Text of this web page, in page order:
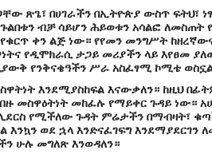
ጽጌ፣ በሀገራችን በኢትዮጵያ ውስጥ ፍትህ፣
ብቻ ሳይሆን ሕይወቱን አሳልፎ ለመስጠት
ቀን ልጅ ነው። የየመን መንግሥት
የዲሞክራሲ ታጋይ መሪያችን ላይ እየፀመ
የንቅናቄዓችን ሥራ አስፈፃሚ ኮሚቴ
እንደሚያስከፍል እናውቃለን። ከዚህ
መስዋዕትነት መከፈሉ የማይቀር ጉዳይ ነው።
የሚችለው ጉዳት ምሬታችን በማብዛት፣
እንኳን ወደ ኋላ እንድናፈገፍግ እንደማያደርገን
ሁሉ መግለጽ እንወዳለን።